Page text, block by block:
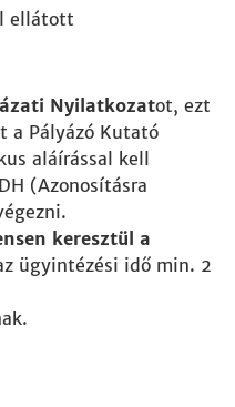
ellátott
Nyilatkozatot, ezt
a Pályázó Kutató
aláírással kell
(Azonosításra
keresztül a
ügyintézési idő min. 2